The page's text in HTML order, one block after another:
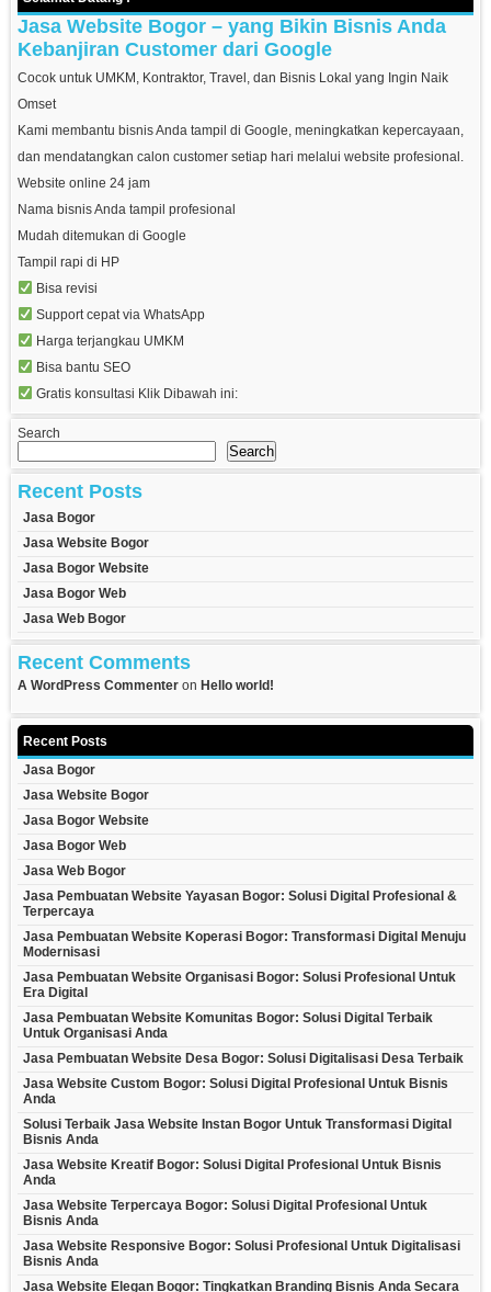
Jasa Website Bogor – yang Bikin Bisnis Anda
Kebanjiran Customer dari Google
Cocok untuk UMKM, Kontraktor, Travel, dan Bisnis Lokal yang Ingin Naik
Omset
Kami membantu bisnis Anda tampil di Google, meningkatkan kepercayaan,
dan mendatangkan calon customer setiap hari melalui website profesional.
Website online 24 jam
Nama bisnis Anda tampil profesional
Mudah ditemukan di Google
Tampil rapi di HP
Bisa revisi
Support cepat via WhatsApp
Harga terjangkau UMKM
Bisa bantu SEO
Gratis konsultasi Klik Dibawah ini:
Search
Search
Recent Posts
Jasa Bogor
Jasa Website Bogor
Jasa Bogor Website
Jasa Bogor Web
Jasa Web Bogor
Recent Comments
A WordPress Commenter on Hello world!
Recent Posts
Jasa Bogor
Jasa Website Bogor
Jasa Bogor Website
Jasa Bogor Web
Jasa Web Bogor
Jasa Pembuatan Website Yayasan Bogor: Solusi Digital Profesional &
Terpercaya
Jasa Pembuatan Website Koperasi Bogor: Transformasi Digital Menuju
Modernisasi
Jasa Pembuatan Website Organisasi Bogor: Solusi Profesional Untuk
Era Digital
Jasa Pembuatan Website Komunitas Bogor: Solusi Digital Terbaik
Untuk Organisasi Anda
Jasa Pembuatan Website Desa Bogor: Solusi Digitalisasi Desa Terbaik
Jasa Website Custom Bogor: Solusi Digital Profesional Untuk Bisnis
Anda
Solusi Terbaik Jasa Website Instan Bogor Untuk Transformasi Digital
Bisnis Anda
Jasa Website Kreatif Bogor: Solusi Digital Profesional Untuk Bisnis
Anda
Jasa Website Terpercaya Bogor: Solusi Digital Profesional Untuk
Bisnis Anda
Jasa Website Responsive Bogor: Solusi Profesional Untuk Digitalisasi
Bisnis Anda
Jasa Website Elegan Bogor: Tingkatkan Branding Bisnis Anda Secara